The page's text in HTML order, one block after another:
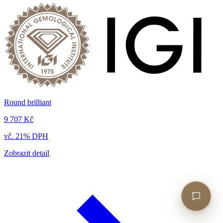
Round brilliant
9 707 Kč
vč. 21% DPH
Zobrazit detail